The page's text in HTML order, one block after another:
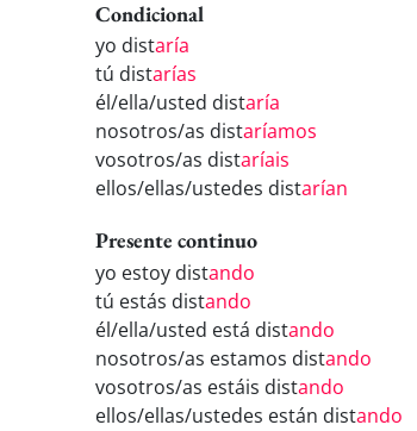
Condicional
yo distaría
tú distarías
él/ella/usted distaría
nosotros/as distaríamos
vosotros/as distaríais
ellos/ellas/ustedes distarían
Presente continuo
yo estoy distando
tú estás distando
él/ella/usted está distando
nosotros/as estamos distando
vosotros/as estáis distando
ellos/ellas/ustedes están distando